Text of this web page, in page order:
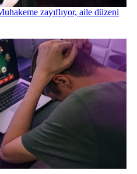
zayıflıyor, aile düzeni